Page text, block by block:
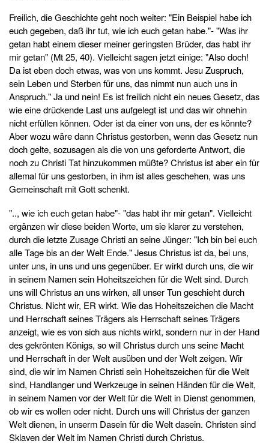
Freilich, die Geschichte geht noch weiter: "Ein Beispiel habe ich
euch gegeben, daß ihr tut, wie ich euch getan habe."- "Was ihr
getan habt einem dieser meiner geringsten Brüder, das habt ihr
mir getan" (Mt 25, 40). Vielleicht sagen jetzt einige: "Also doch!
Da ist eben doch etwas, was von uns kommt. Jesu Zuspruch,
sein Leben und Sterben für uns, das nimmt nun auch uns in
Anspruch." Ja und nein! Es ist freilich nicht ein neues Gesetz, das
wie eine drückende Last uns aufgelegt ist und das wir ohnehin
nicht erfüllen können. Oder ist da einer von uns, der es könnte?
Aber wozu wäre dann Christus gestorben, wenn das Gesetz nun
doch gelte, sozusagen als die von uns geforderte Antwort, die
noch zu Christi Tat hinzukommen müßte? Christus ist aber ein für
allemal für uns gestorben, in ihm ist alles geschehen, was uns
Gemeinschaft mit Gott schenkt.
".., wie ich euch getan habe"- "das habt ihr mir getan". Vielleicht
ergänzen wir diese beiden Worte, um sie klarer zu verstehen,
durch die letzte Zusage Christi an seine Jünger: "Ich bin bei euch
alle Tage bis an der Welt Ende." Jesus Christus ist da, bei uns,
unter uns, in uns und uns gegenüber. Er wirkt durch uns, die wir
in seinem Namen sein Hoheitszeichen für die Welt sind. Durch
uns will Christus an uns wirken, all unser Tun geschieht durch
Christus. Nicht wir, ER wirkt. Wie das Hoheitszeichen die Macht
und Herrschaft seines Trägers als Herrschaft seines Trägers
anzeigt, wie es von sich aus nichts wirkt, sondern nur in der Hand
des gekrönten Königs, so will Christus durch uns seine Macht
und Herrschaft in der Welt ausüben und der Welt zeigen. Wir
sind, die wir im Namen Christi sein Hoheitszeichen für die Welt
sind, Handlanger und Werkzeuge in seinen Händen für die Welt,
in seinem Namen vor der Welt für die Welt in Dienst genommen,
ob wir es wollen oder nicht. Durch uns will Christus der ganzen
Welt dienen, in unserm Dasein für die Welt dasein. Christen sind
Sklaven der Welt im Namen Christi durch Christus.